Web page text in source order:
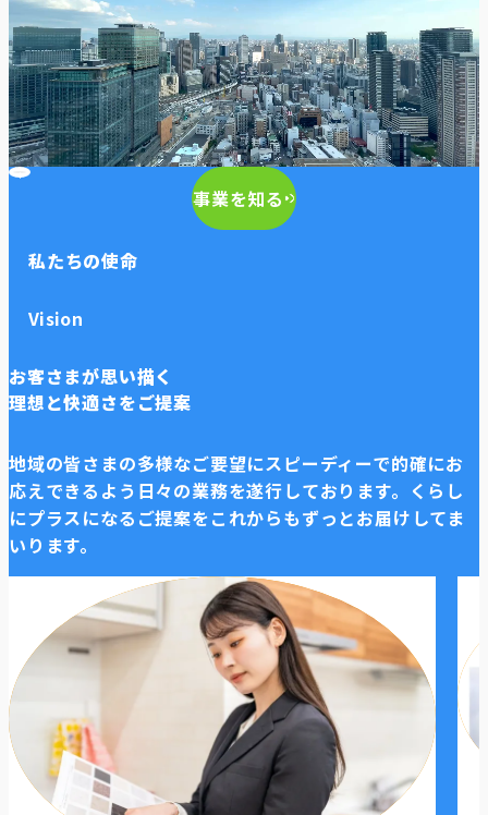
事業を知る
私たちの使命
Vision
お客さまが思い描く
理想と快適さをご提案
地域の皆さまの多様なご要望にスピーディーで的確にお
応えできるよう日々の業務を遂行しております。 くらし
にプラスになるご提案をこれからもずっとお届けしてま
いります。